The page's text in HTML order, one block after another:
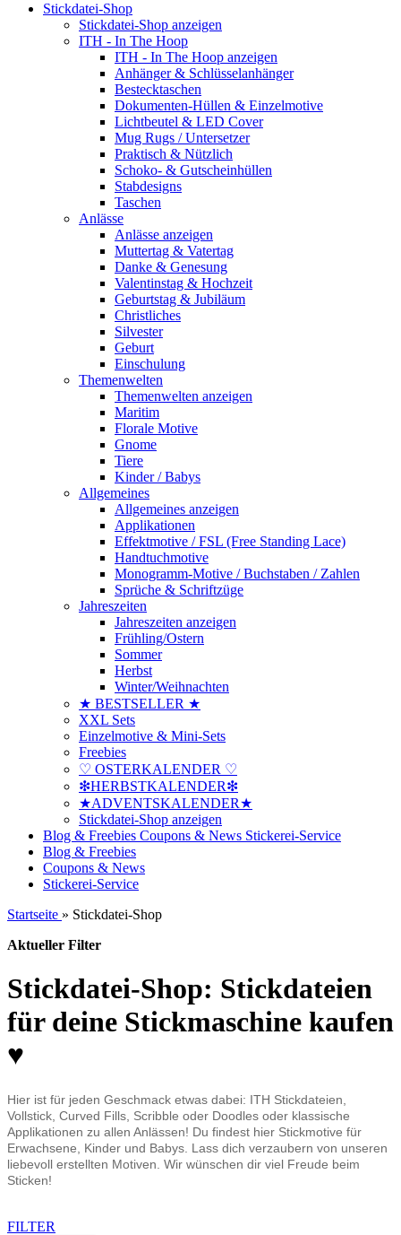
Stickdatei-Shop
Stickdatei-Shop anzeigen
ITH - In The Hoop
ITH - In The Hoop anzeigen
Anhänger & Schlüsselanhänger
Bestecktaschen
Dokumenten-Hüllen & Einzelmotive
Lichtbeutel & LED Cover
Mug Rugs / Untersetzer
Praktisch & Nützlich
Schoko- & Gutscheinhüllen
Stabdesigns
Taschen
Anlässe
Anlässe anzeigen
Muttertag & Vatertag
Danke & Genesung
Valentinstag & Hochzeit
Geburtstag & Jubiläum
Christliches
Silvester
Geburt
Einschulung
Themenwelten
Themenwelten anzeigen
Maritim
Florale Motive
Gnome
Tiere
Kinder / Babys
Allgemeines
Allgemeines anzeigen
Applikationen
Effektmotive / FSL (Free Standing Lace)
Handtuchmotive
Monogramm-Motive / Buchstaben / Zahlen
Sprüche & Schriftzüge
Jahreszeiten
Jahreszeiten anzeigen
Frühling/Ostern
Sommer
Herbst
Winter/Weihnachten
★ BESTSELLER ★
XXL Sets
Einzelmotive & Mini-Sets
Freebies
♡ OSTERKALENDER ♡
❇HERBSTKALENDER❇
★ADVENTSKALENDER★
Stickdatei-Shop anzeigen
Blog & Freebies Coupons & News Stickerei-Service
Blog & Freebies
Coupons & News
Stickerei-Service
Startseite » Stickdatei-Shop
Aktueller Filter
Stickdatei-Shop: Stickdateien
für deine Stickmaschine kaufen
♥
Hier ist für jeden Geschmack etwas dabei: ITH Stickdateien,
Vollstick, Curved Fills, Scribble oder Doodles oder klassische
Applikationen zu allen Anlässen! Du findest hier Stickmotive für
Erwachsene, Kinder und Babys. Lass dich verzaubern von unseren
liebevoll erstellten Motiven. Wir wünschen dir viel Freude beim
Sticken!
FILTER